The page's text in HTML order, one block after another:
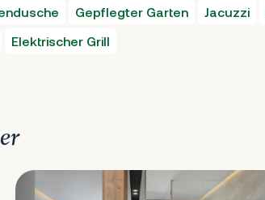
Gepflegter Garten Jacuzzi
Elektrischer Grill